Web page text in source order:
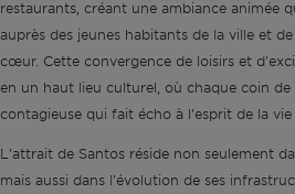
restaurants, créant une ambiance animée
auprès des jeunes habitants de la ville et
cœur. Cette convergence de loisirs et
en un haut lieu culturel, où chaque coin de
contagieuse qui fait écho à l'esprit de la
L'attrait de Santos réside non seulement
mais aussi dans l'évolution de ses